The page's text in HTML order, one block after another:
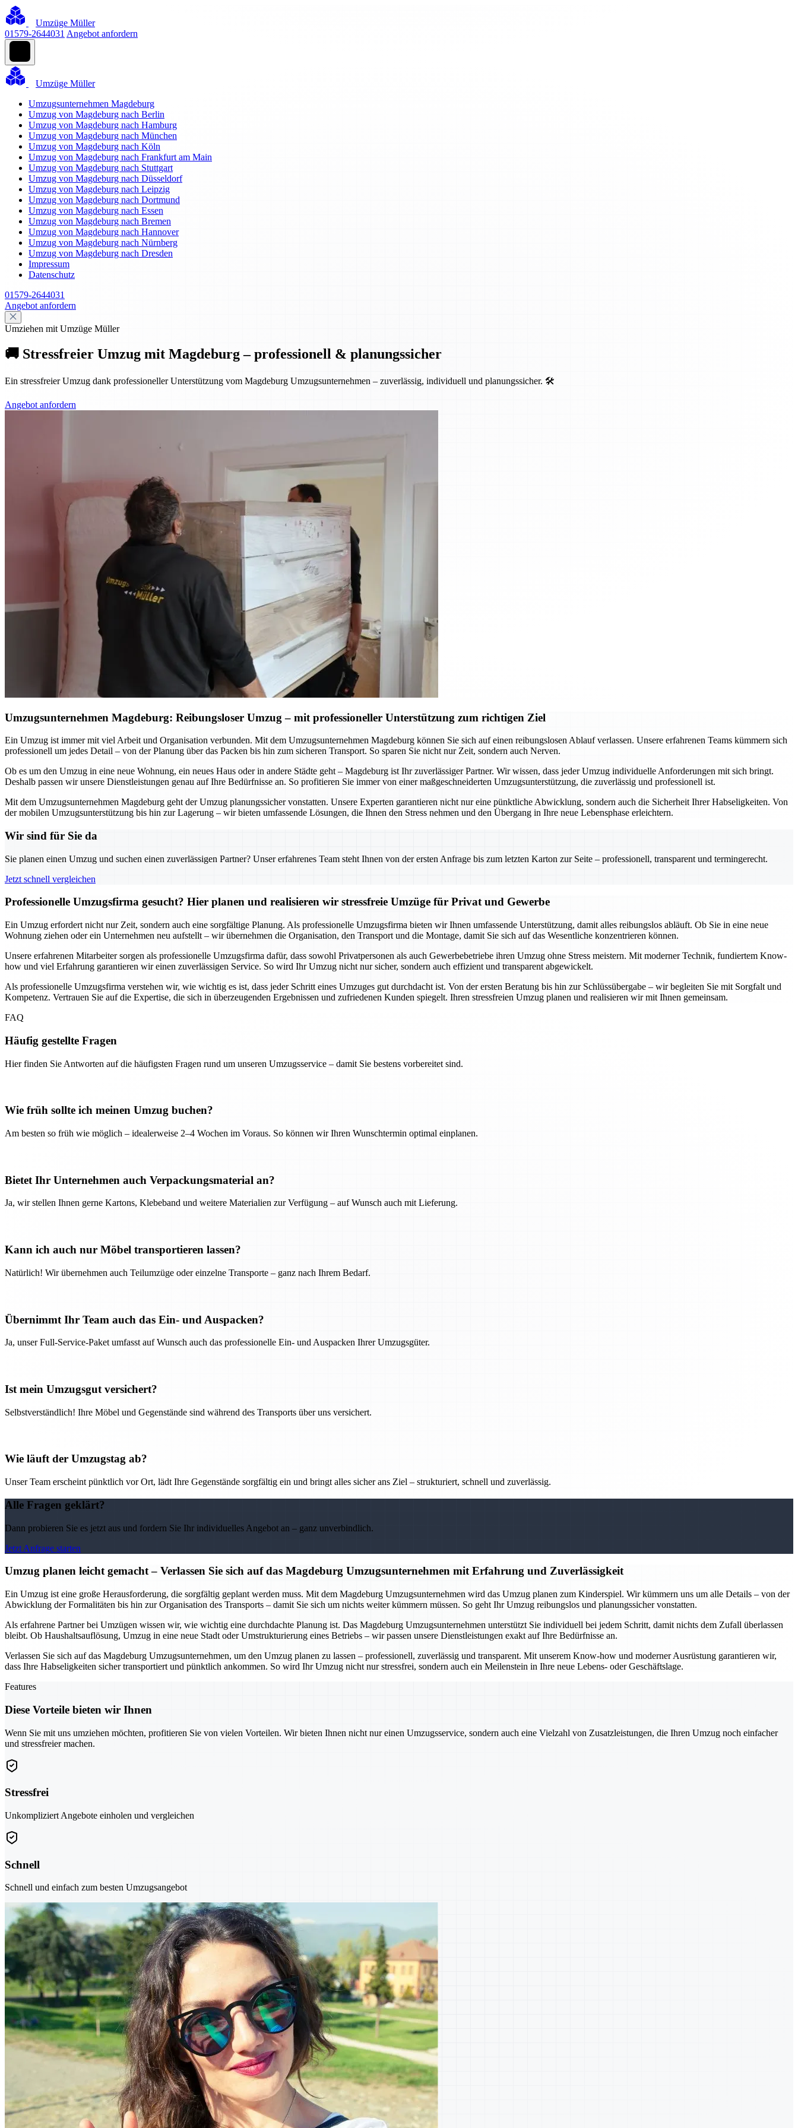
Umzüge Müller
01579-2644031 Angebot anfordern
Umzüge Müller
Umzugsunternehmen Magdeburg
Umzug von Magdeburg nach Berlin
Umzug von Magdeburg nach Hamburg
Umzug von Magdeburg nach München
Umzug von Magdeburg nach Köln
Umzug von Magdeburg nach Frankfurt am Main
Umzug von Magdeburg nach Stuttgart
Umzug von Magdeburg nach Düsseldorf
Umzug von Magdeburg nach Leipzig
Umzug von Magdeburg nach Dortmund
Umzug von Magdeburg nach Essen
Umzug von Magdeburg nach Bremen
Umzug von Magdeburg nach Hannover
Umzug von Magdeburg nach Nürnberg
Umzug von Magdeburg nach Dresden
Impressum
Datenschutz
01579-2644031
Angebot anfordern
Umziehen mit Umzüge Müller
🚚 Stressfreier Umzug mit Magdeburg – professionell & planungssicher
Ein stressfreier Umzug dank professioneller Unterstützung vom Magdeburg Umzugsunternehmen – zuverlässig, individuell und planungssicher. 🛠️
Angebot anfordern
Umzugsunternehmen Magdeburg: Reibungsloser Umzug – mit professioneller Unterstützung zum richtigen Ziel
Ein Umzug ist immer mit viel Arbeit und Organisation verbunden. Mit dem Umzugsunternehmen Magdeburg können Sie sich auf einen reibungslosen Ablauf verlassen. Unsere erfahrenen Teams kümmern sich
professionell um jedes Detail – von der Planung über das Packen bis hin zum sicheren Transport. So sparen Sie nicht nur Zeit, sondern auch Nerven.
Ob es um den Umzug in eine neue Wohnung, ein neues Haus oder in andere Städte geht – Magdeburg ist Ihr zuverlässiger Partner. Wir wissen, dass jeder Umzug individuelle Anforderungen mit sich bringt.
Deshalb passen wir unsere Dienstleistungen genau auf Ihre Bedürfnisse an. So profitieren Sie immer von einer maßgeschneiderten Umzugsunterstützung, die zuverlässig und professionell ist.
Mit dem Umzugsunternehmen Magdeburg geht der Umzug planungssicher vonstatten. Unsere Experten garantieren nicht nur eine pünktliche Abwicklung, sondern auch die Sicherheit Ihrer Habseligkeiten. Von
der mobilen Umzugsunterstützung bis hin zur Lagerung – wir bieten umfassende Lösungen, die Ihnen den Stress nehmen und den Übergang in Ihre neue Lebensphase erleichtern.
Wir sind für Sie da
Sie planen einen Umzug und suchen einen zuverlässigen Partner? Unser erfahrenes Team steht Ihnen von der ersten Anfrage bis zum letzten Karton zur Seite – professionell, transparent und termingerecht.
Jetzt schnell vergleichen
Professionelle Umzugsfirma gesucht? Hier planen und realisieren wir stressfreie Umzüge für Privat und Gewerbe
Ein Umzug erfordert nicht nur Zeit, sondern auch eine sorgfältige Planung. Als professionelle Umzugsfirma bieten wir Ihnen umfassende Unterstützung, damit alles reibungslos abläuft. Ob Sie in eine neue
Wohnung ziehen oder ein Unternehmen neu aufstellt – wir übernehmen die Organisation, den Transport und die Montage, damit Sie sich auf das Wesentliche konzentrieren können.
Unsere erfahrenen Mitarbeiter sorgen als professionelle Umzugsfirma dafür, dass sowohl Privatpersonen als auch Gewerbebetriebe ihren Umzug ohne Stress meistern. Mit moderner Technik, fundiertem Know-
how und viel Erfahrung garantieren wir einen zuverlässigen Service. So wird Ihr Umzug nicht nur sicher, sondern auch effizient und transparent abgewickelt.
Als professionelle Umzugsfirma verstehen wir, wie wichtig es ist, dass jeder Schritt eines Umzuges gut durchdacht ist. Von der ersten Beratung bis hin zur Schlüssübergabe – wir begleiten Sie mit Sorgfalt und
Kompetenz. Vertrauen Sie auf die Expertise, die sich in überzeugenden Ergebnissen und zufriedenen Kunden spiegelt. Ihren stressfreien Umzug planen und realisieren wir mit Ihnen gemeinsam.
FAQ
Häufig gestellte Fragen
Hier finden Sie Antworten auf die häufigsten Fragen rund um unseren Umzugsservice – damit Sie bestens vorbereitet sind.
Wie früh sollte ich meinen Umzug buchen?
Am besten so früh wie möglich – idealerweise 2–4 Wochen im Voraus. So können wir Ihren Wunschtermin optimal einplanen.
Bietet Ihr Unternehmen auch Verpackungsmaterial an?
Ja, wir stellen Ihnen gerne Kartons, Klebeband und weitere Materialien zur Verfügung – auf Wunsch auch mit Lieferung.
Kann ich auch nur Möbel transportieren lassen?
Natürlich! Wir übernehmen auch Teilumzüge oder einzelne Transporte – ganz nach Ihrem Bedarf.
Übernimmt Ihr Team auch das Ein- und Auspacken?
Ja, unser Full-Service-Paket umfasst auf Wunsch auch das professionelle Ein- und Auspacken Ihrer Umzugsgüter.
Ist mein Umzugsgut versichert?
Selbstverständlich! Ihre Möbel und Gegenstände sind während des Transports über uns versichert.
Wie läuft der Umzugstag ab?
Unser Team erscheint pünktlich vor Ort, lädt Ihre Gegenstände sorgfältig ein und bringt alles sicher ans Ziel – strukturiert, schnell und zuverlässig.
Alle Fragen geklärt?
Dann probieren Sie es jetzt aus und fordern Sie Ihr individuelles Angebot an – ganz unverbindlich.
Jetzt Anfrage starten
Umzug planen leicht gemacht – Verlassen Sie sich auf das Magdeburg Umzugsunternehmen mit Erfahrung und Zuverlässigkeit
Ein Umzug ist eine große Herausforderung, die sorgfältig geplant werden muss. Mit dem Magdeburg Umzugsunternehmen wird das Umzug planen zum Kinderspiel. Wir kümmern uns um alle Details – von der
Abwicklung der Formalitäten bis hin zur Organisation des Transports – damit Sie sich um nichts weiter kümmern müssen. So geht Ihr Umzug reibungslos und planungssicher vonstatten.
Als erfahrene Partner bei Umzügen wissen wir, wie wichtig eine durchdachte Planung ist. Das Magdeburg Umzugsunternehmen unterstützt Sie individuell bei jedem Schritt, damit nichts dem Zufall überlassen
bleibt. Ob Haushaltsauflösung, Umzug in eine neue Stadt oder Umstrukturierung eines Betriebs – wir passen unsere Dienstleistungen exakt auf Ihre Bedürfnisse an.
Verlassen Sie sich auf das Magdeburg Umzugsunternehmen, um den Umzug planen zu lassen – professionell, zuverlässig und transparent. Mit unserem Know-how und moderner Ausrüstung garantieren wir,
dass Ihre Habseligkeiten sicher transportiert und pünktlich ankommen. So wird Ihr Umzug nicht nur stressfrei, sondern auch ein Meilenstein in Ihre neue Lebens- oder Geschäftslage.
Features
Diese Vorteile bieten wir Ihnen
Wenn Sie mit uns umziehen möchten, profitieren Sie von vielen Vorteilen. Wir bieten Ihnen nicht nur einen Umzugsservice, sondern auch eine Vielzahl von Zusatzleistungen, die Ihren Umzug noch einfacher
und stressfreier machen.
Stressfrei
Unkompliziert Angebote einholen und vergleichen
Schnell
Schnell und einfach zum besten Umzugsangebot